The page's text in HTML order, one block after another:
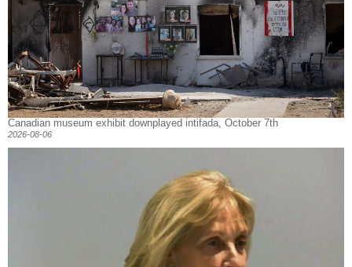
Canadian museum exhibit downplayed intifada, October 7th
2026-08-06